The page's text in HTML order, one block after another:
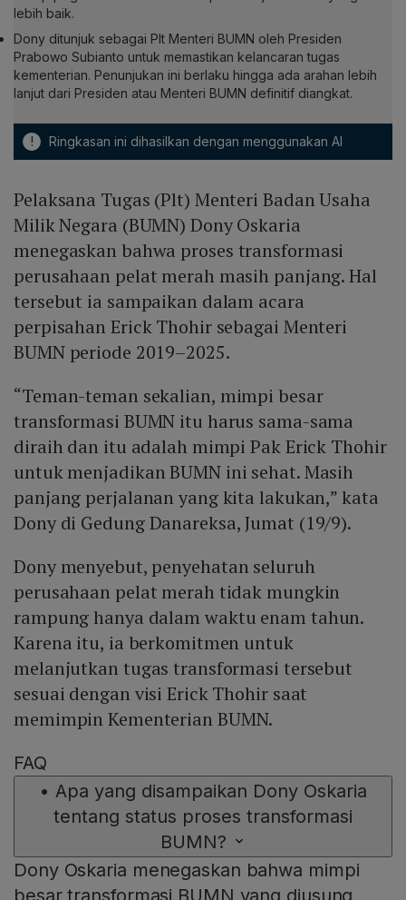
lebih baik.
Dony ditunjuk sebagai Plt Menteri BUMN oleh Presiden
Prabowo Subianto untuk memastikan kelancaran tugas
kementerian. Penunjukan ini berlaku hingga ada arahan lebih
lanjut dari Presiden atau Menteri BUMN definitif diangkat.
! Ringkasan ini dihasilkan dengan menggunakan AI
Pelaksana Tugas (Plt) Menteri Badan Usaha
Milik Negara (BUMN) Dony Oskaria
menegaskan bahwa proses transformasi
perusahaan pelat merah masih panjang. Hal
tersebut ia sampaikan dalam acara
perpisahan Erick Thohir sebagai Menteri
BUMN periode 2019–2025.
“Teman-teman sekalian, mimpi besar
transformasi BUMN itu harus sama-sama
diraih dan itu adalah mimpi Pak Erick Thohir
untuk menjadikan BUMN ini sehat. Masih
panjang perjalanan yang kita lakukan,” kata
Dony di Gedung Danareksa, Jumat (19/9).
Dony menyebut, penyehatan seluruh
perusahaan pelat merah tidak mungkin
rampung hanya dalam waktu enam tahun.
Karena itu, ia berkomitmen untuk
melanjutkan tugas transformasi tersebut
sesuai dengan visi Erick Thohir saat
memimpin Kementerian BUMN.
FAQ
• Apa yang disampaikan Dony Oskaria
tentang status proses transformasi
BUMN?
Dony Oskaria menegaskan bahwa mimpi